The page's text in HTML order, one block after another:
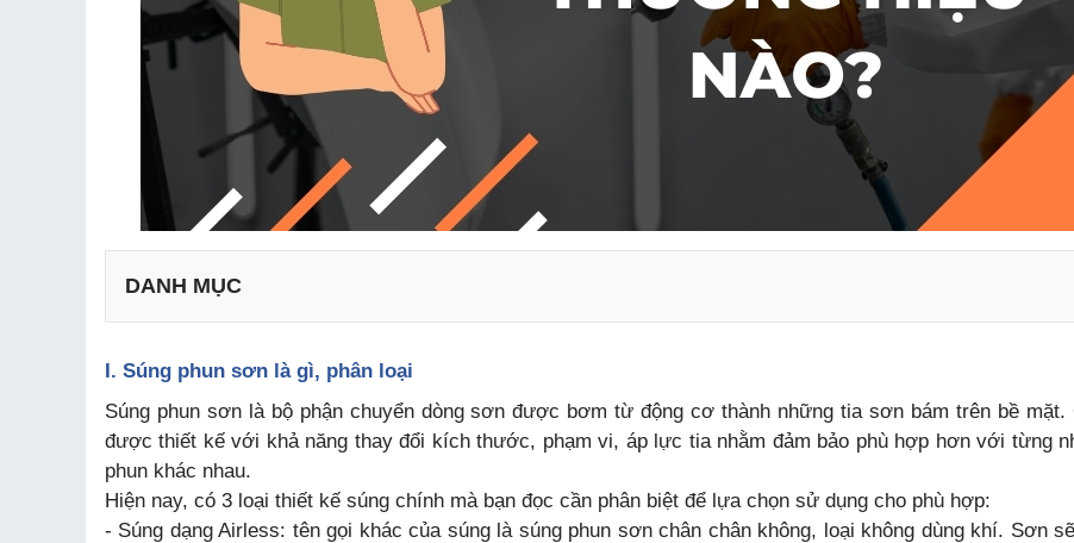
DANH MỤC
1. Thương hiệu Iwata
2. Thương hiệu Meiji
3. Thương hiệu Prona
4. Thương hiệu Yamafuji
I. Súng phun sơn là gì, phân loại
Súng phun sơn là bộ phận chuyển dòng sơn được bơm từ động cơ thành những tia sơn bám trên bề mặt.
được thiết kế với khả năng thay đổi kích thước, phạm vi, áp lực tia nhằm đảm bảo phù hợp hơn với từng
phun khác nhau.
Hiện nay, có 3 loại thiết kế súng chính mà bạn đọc cần phân biệt để lựa chọn sử dụng cho phù hợp:
- Súng dạng Airless: tên gọi khác của súng là súng phun sơn chân chân không, loại không dùng khí. Sơn